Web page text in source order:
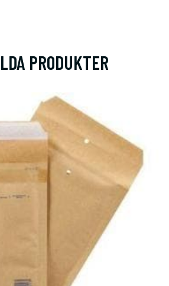
PRODUKTER